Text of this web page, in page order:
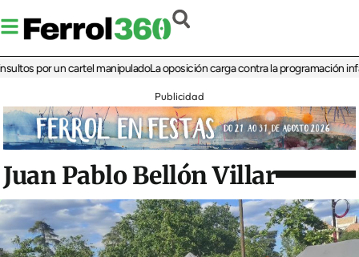
por un cartel manipuladoLa oposición carga contra la programación infantil
Publicidad
Juan Pablo Bellón Villar